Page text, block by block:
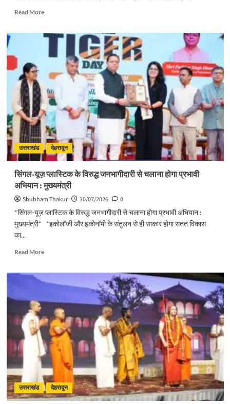
Read MoreRead
प्रदेशभर
स्वतंत्रता
का
हो
भव्य
आयोजनः
मुख्य
सचिव
उत्तराखंड देहरादून
सिंगल-यूज़ प्लास्टिक के विरुद्ध जनभागीदारी से चलाना होगा प्रभावी
अभियान : मुख्यमंत्री
Shubham Thakur 30/07/2026
0
*सिंगल-यूज़ प्लास्टिक के विरुद्ध जनभागीदारी से चलाना होगा प्रभावी अभियान :
मुख्यमंत्री* *इकोलॉजी और इकोनॉमी के संतुलन से ही साकार होगा सतत विकास
का...
Read MoreRead
सिंगल-
प्लास्टिक
विरुद्ध
जनभागीदारी
से
चलाना
होगा
प्रभावी
अभियान
:
मुख्यमंत्री
उत्तराखंड देहरादून